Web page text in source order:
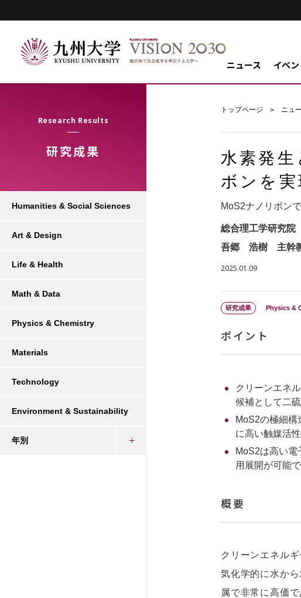
ニュース イベン
Research Results
研究成果
トップページ ニュ
水素発
ボンを実
MoS2ナノリボン
総合理工学研究院
吾郷 浩樹 主幹
2025.01.09
研究成果 Physics &
ポイント
クリーンエネ
候補として二
MoS2の極細
に高い触媒活
MoS2は高い
用展開が可能
概要
クリーンエネル
気化学的に水か
属で非常に高価
Humanities & Social Sciences
Art & Design
Life & Health
Math & Data
Physics & Chemistry
Materials
Technology
Environment & Sustainability
年別